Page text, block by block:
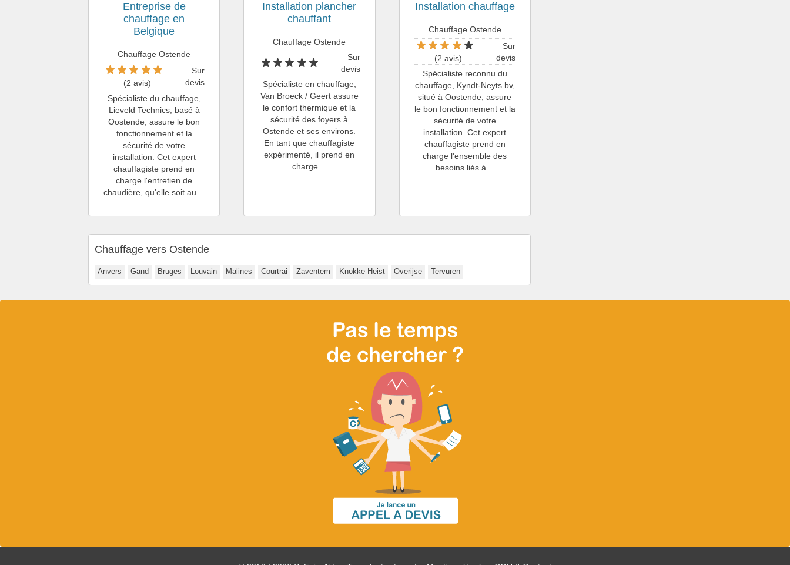
Entreprise de
chauffage en
Belgique
Chauffage Ostende
(2 avis)
Sur
devis
Spécialiste du chauffage,
Lieveld Technics, basé à
Oostende, assure le bon
fonctionnement et la
sécurité de votre
installation. Cet expert
chauffagiste prend en
charge l'entretien de
chaudière, qu'elle soit au…
Installation plancher
chauffant
Chauffage Ostende
Sur
devis
Spécialiste en chauffage,
Van Broeck / Geert assure
le confort thermique et la
sécurité des foyers à
Ostende et ses environs.
En tant que chauffagiste
expérimenté, il prend en
charge…
Installation chauffage
Chauffage Ostende
(2 avis)
Sur
devis
Spécialiste reconnu du
chauffage, Kyndt-Neyts bv,
situé à Oostende, assure
le bon fonctionnement et la
sécurité de votre
installation. Cet expert
chauffagiste prend en
charge l'ensemble des
besoins liés à…
Chauffage vers Ostende
Anvers Gand Bruges Louvain Malines Courtrai Zaventem Knokke-Heist Overijse Tervuren